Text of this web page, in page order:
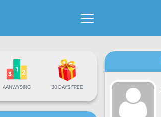
AANWYSING 30 DAYS FREE